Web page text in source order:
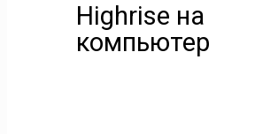
Highrise на
компьютер